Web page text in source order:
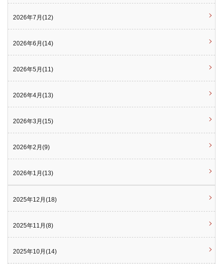
2026年7月(12)
2026年6月(14)
2026年5月(11)
2026年4月(13)
2026年3月(15)
2026年2月(9)
2026年1月(13)
2025年12月(18)
2025年11月(8)
2025年10月(14)